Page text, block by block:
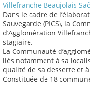
Villefranche Beaujolais
Dans le cadre de
Sauvegarde (PICS), la
d’Agglomération
stagiaire.
La Communauté
liés notamment à sa
qualité de sa desserte et
Constituée de 18